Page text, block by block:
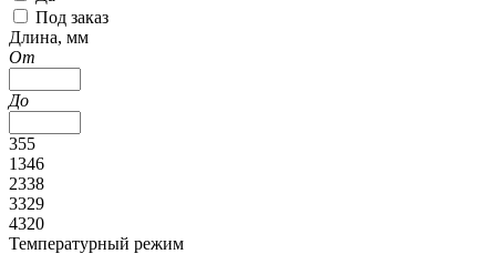
Под заказ
Длина, мм
От
До
355
1346
2338
3329
4320
Температурный режим